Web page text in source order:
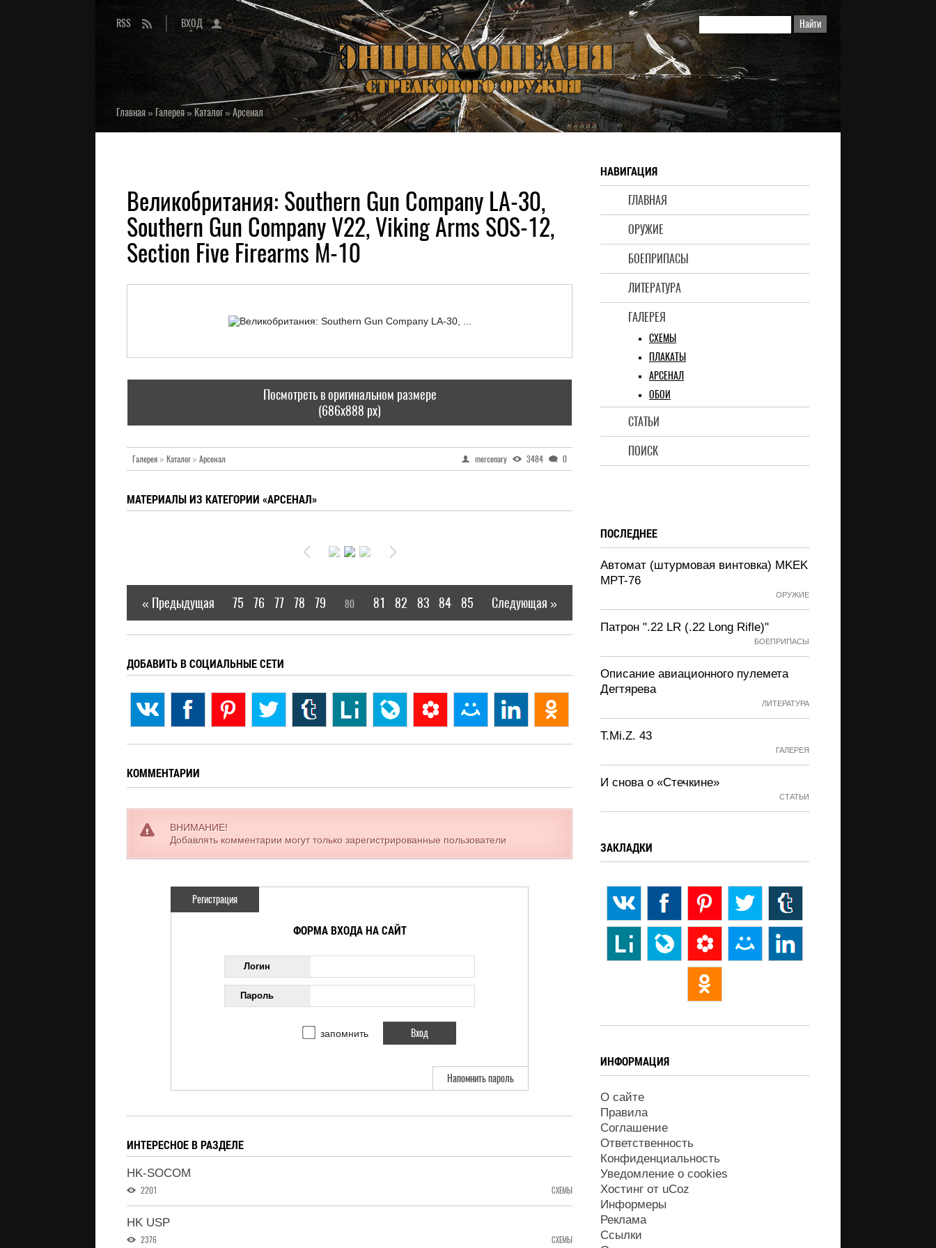
RSS ВХОД
Главная» Галерея»Каталог»Арсенал
НАВИГАЦИЯ
ГЛАВНАЯ
ОРУЖИЕ
БОЕПРИПАСЫ
ЛИТЕРАТУРА
ГАЛЕРЕЯ
СХЕМЫ
ПЛАКАТЫ
АРСЕНАЛ
ОБОИ
СТАТЬИ
ПОИСК
Великобритания: Southern Gun Company LA-30,
Southern Gun Company V22, Viking Arms SOS-12,
Section Five Firearms M-10
Посмотреть в оригинальном размере
(686x888 px)
Галерея» Каталог» Арсенал mercenary 3484 0
МАТЕРИАЛЫ ИЗ КАТЕГОРИИ «АРСЕНАЛ»
« Предыдущая 75 76 77 78 79 80 81 82 83 84 85 Следующая »
ДОБАВИТЬ В СОЦИАЛЬНЫЕ СЕТИ
КОММЕНТАРИИ
ВНИМАНИЕ!
Добавлять комментарии могут только зарегистрированные пользователи
Регистрация
ФОРМА ВХОДА НА САЙТ
Логин
Пароль
запомнить
Напомнить пароль
ИНТЕРЕСНОЕ В РАЗДЕЛЕ
HK-SOCOM
2201 СХЕМЫ
HK USP
2376 СХЕМЫ
ПОСЛЕДНЕЕ
Автомат (штурмовая винтовка) MKEK
MPT-76
ОРУЖИЕ
Патрон ".22 LR (.22 Long Rifle)"
БОЕПРИПАСЫ
Описание авиационного пулемета
Дегтярева
ЛИТЕРАТУРА
T.Mi.Z. 43
ГАЛЕРЕЯ
И снова о «Стечкине»
СТАТЬИ
ЗАКЛАДКИ
ИНФОРМАЦИЯ
О сайте
Правила
Соглашение
Ответственность
Конфиденциальность
Уведомление о cookies
Хостинг от uCoz
Информеры
Реклама
Ссылки